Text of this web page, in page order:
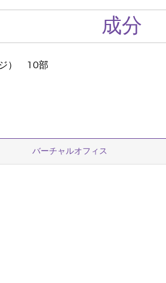
成分
ジ） 10部
バーチャルオフィス